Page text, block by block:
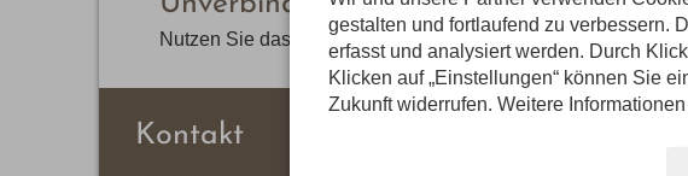
Nutzen Sie das Anfrageformular um ein unverbindliches
Kontakt
gestalten und fortlaufend zu verbessern.
erfasst und analysiert werden. Durch
Klicken auf „Einstellungen“ können Sie
Zukunft widerrufen. Weitere